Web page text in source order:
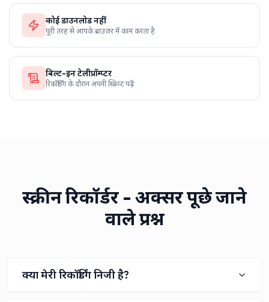
कोई डाउनलोड नहीं
पूरी तरह से आपके ब्राउज़र में काम करता है
बिल्ट-इन टेलीप्रॉम्प्टर
रिकॉर्डिंग के दौरान अपनी स्क्रिप्ट पढ़ें
स्क्रीन रिकॉर्डर - अक्सर पूछे जाने
वाले प्रश्न
क्या मेरी रिकॉर्डिंग निजी है?